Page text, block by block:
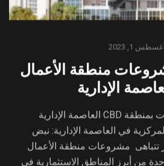
1, 2023
5 مشروعات منطقة الأعمال
الإدارية
أفضل 5 مشروعات بمنطقة CBD العاصمة الإدارية
في العاصمة الإدارية: نبض
تتباهى مشروعات منطقة الأعمال
من أبرز المناطق الاستثمارية في